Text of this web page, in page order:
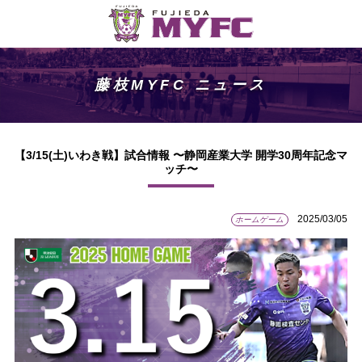
藤枝MYFC ニュース
【3/15(土)いわき戦】試合情報 〜静岡産業大学 開学30周年記念マ
ッチ〜
ホームゲーム 2025/03/05